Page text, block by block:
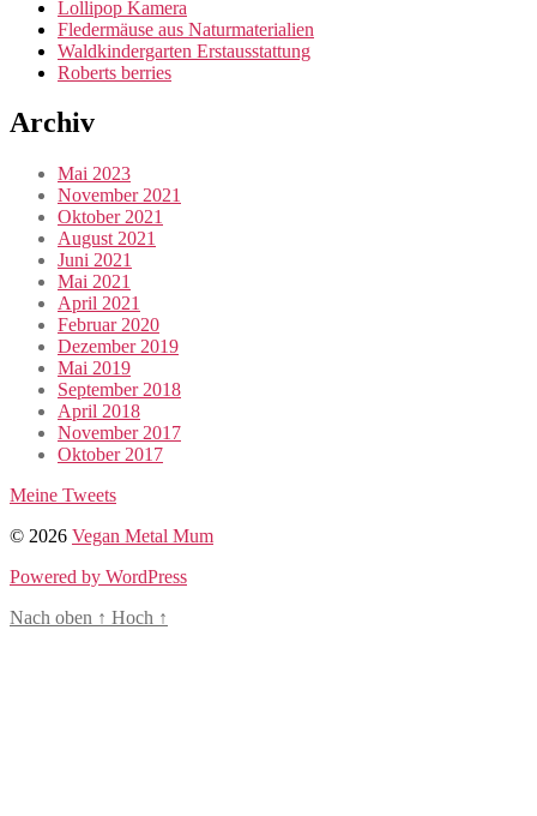
Lollipop Kamera
Fledermäuse aus Naturmaterialien
Waldkindergarten Erstausstattung
Roberts berries
Archiv
Mai 2023
November 2021
Oktober 2021
August 2021
Juni 2021
Mai 2021
April 2021
Februar 2020
Dezember 2019
Mai 2019
September 2018
April 2018
November 2017
Oktober 2017
Meine Tweets
© 2026 Vegan Metal Mum
Powered by WordPress
Nach oben ↑ Hoch ↑